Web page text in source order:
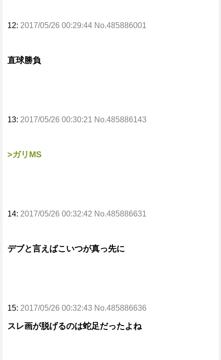
12: 2017/05/26 00:29:44 No.485886001
直球勝負
13: 2017/05/26 00:30:21 No.485886143
>ガリMS
14: 2017/05/26 00:32:42 No.485886631
デブと言えばこいつが真っ先に
15: 2017/05/26 00:32:43 No.485886636
スレ画が脱げるのは蛇足だったよね